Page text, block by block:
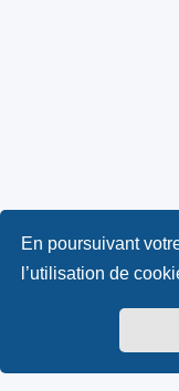
En poursuivant
l’utilisation de